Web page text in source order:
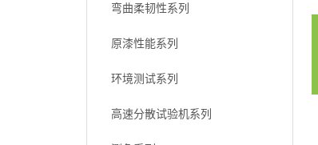
弯曲柔韧性系列
原漆性能系列
环境测试系列
高速分散试验机系列